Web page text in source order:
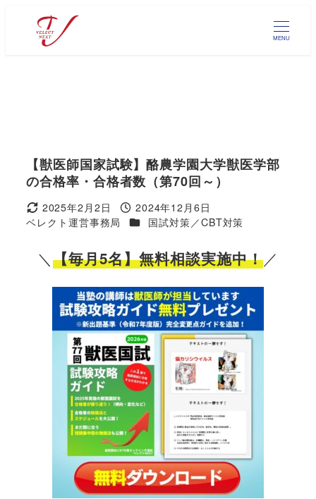
MENU
【獣医師国家試験】酪農学園大学獣医学部
の合格率・合格者数（第70回～）
更新日2025年2月2日 投稿日2024年12月6日
著
ベレクト運営事務局 カテゴリー
国試対策／CBT対策
＼【毎月5名】無料相談実施中！／